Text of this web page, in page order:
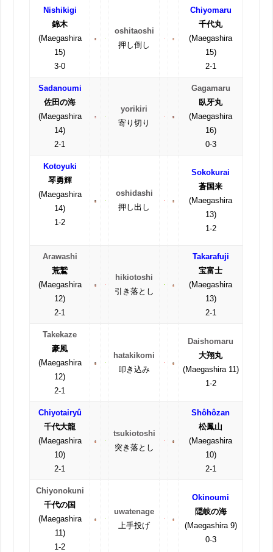
Nishikigi
錦木
(Maegashira
15)
3-0
oshitaoshi
押し倒し
Chiyomaru
千代丸
(Maegashira
15)
2-1
Sadanoumi
佐田の海
(Maegashira
14)
2-1
yorikiri
寄り切り
Gagamaru
臥牙丸
(Maegashira
16)
0-3
Kotoyuki
琴勇輝
(Maegashira
14)
1-2
oshidashi
押し出し
Sokokurai
蒼国来
(Maegashira
13)
1-2
Arawashi
荒鷲
(Maegashira
12)
2-1
hikiotoshi
引き落とし
Takarafuji
宝富士
(Maegashira
13)
2-1
Takekaze
豪風
(Maegashira
12)
2-1
hatakikomi
叩き込み
Daishomaru
大翔丸
(Maegashira 11)
1-2
Chiyotairyû
千代大龍
(Maegashira
10)
2-1
tsukiotoshi
突き落とし
Shôhôzan
松鳳山
(Maegashira
10)
2-1
Chiyonokuni
千代の国
(Maegashira
11)
1-2
uwatenage
上手投げ
Okinoumi
隠岐の海
(Maegashira 9)
0-3